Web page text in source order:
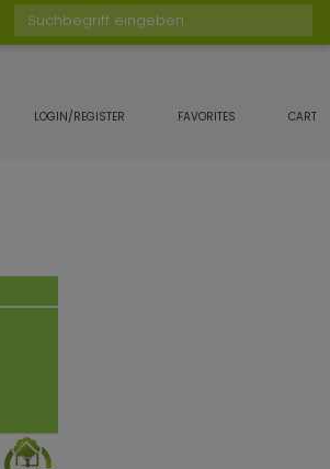
Suchbegriff eingeben
LOGIN/REGISTER FAVORITES CART